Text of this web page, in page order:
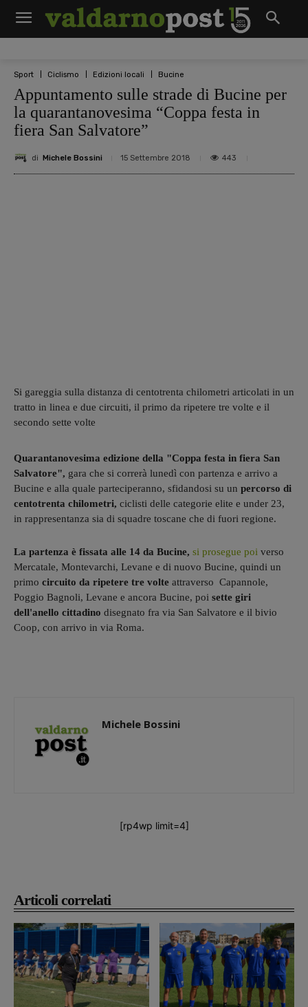
Sport Ciclismo Edizioni locali Bucine
Appuntamento sulle strade di Bucine per
la quarantanovesima “Coppa festa in
fiera San Salvatore”
di Michele Bossini 15 Settembre 2018 443
Articoli correlati
Si gareggia sulla distanza di centotrenta chilometri articolati in un
tratto in linea e due circuiti, il primo da ripetere tre volte e il
secondo sette volte
Quarantanovesima edizione della "Coppa festa in fiera San
Salvatore", gara che si correrà lunedì con partenza e arrivo a
Bucine e alla quale parteciperanno, sfidandosi su un percorso di
centotrenta chilometri, ciclisti delle categorie elite e under 23,
in rappresentanza sia di squadre toscane che di fuori regione.
La partenza è fissata alle 14 da Bucine, si prosegue poi verso
Mercatale, Montevarchi, Levane e di nuovo Bucine, quindi un
primo circuito da ripetere tre volte attraverso Capannole,
Poggio Bagnoli, Levane e ancora Bucine, poi sette giri
dell'anello cittadino disegnato fra via San Salvatore e il bivio
Coop, con arrivo in via Roma.
Michele Bossini
[rp4wp limit=4]